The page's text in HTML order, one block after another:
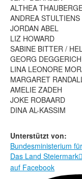
Rechtliche
ALTHEA
ANDREA STULTIENS
JORDAN ABEL
LIZ HOWARD
SABINE BITTER /
GEORG DEGGERICH
LINA LEONORE
MARGARET
AMELIE ZADEH
JOKE ROBAARD
DINA AL-KASSIM
Unterstützt von:
Bundesministerium
Das Land Steiermark
auf Facebook